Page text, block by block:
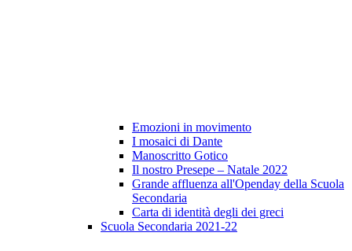
Emozioni in movimento
I mosaici di Dante
Manoscritto Gotico
Il nostro Presepe – Natale 2022
Grande affluenza all'Openday della Scuola
Secondaria
Carta di identità degli dei greci
Scuola Secondaria 2021-22